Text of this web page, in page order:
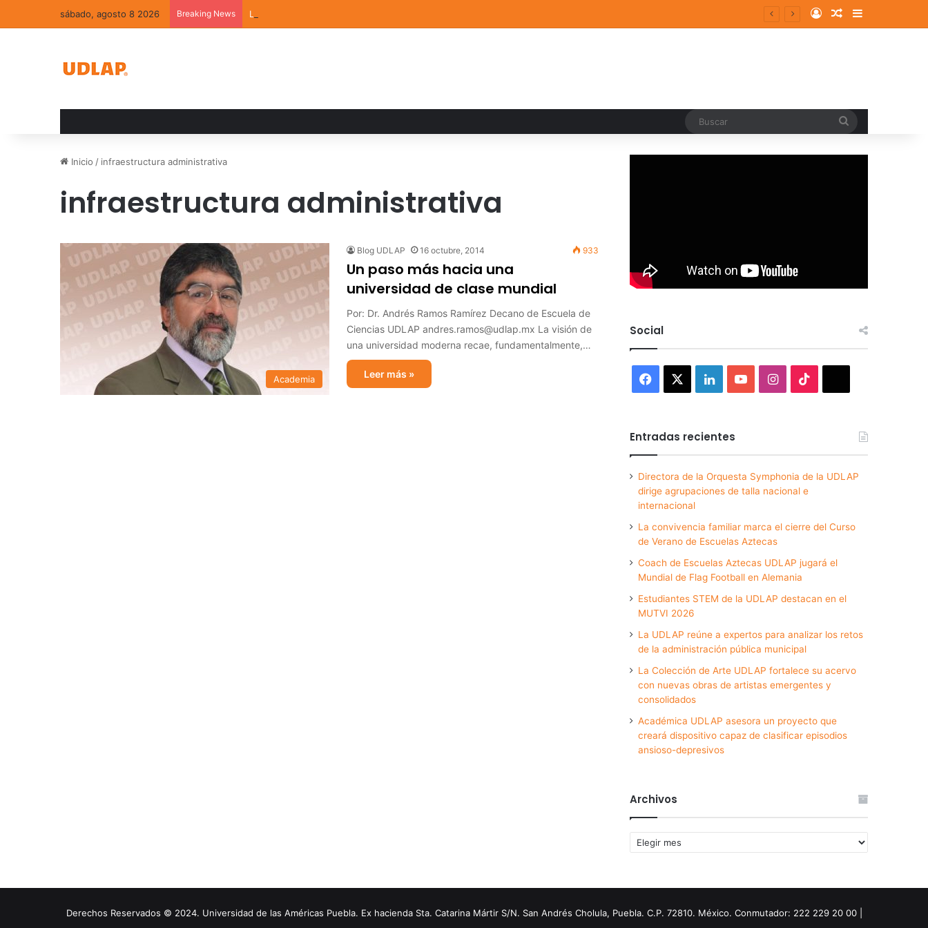
sábado, agosto 8 2026 Breaking News La convivencia familiar marca el cierre del Curso de Verano de Escuelas Aztecas Log InRandom Article
Sidebar
Inicio / infraestructura administrativa
infraestructura administrativa
Academia
Blog UDLAP 16 octubre, 2014 933
Un paso más hacia una
universidad de clase mundial
Por: Dr. Andrés Ramos Ramírez Decano de Escuela de
Ciencias UDLAP andres.ramos@udlap.mx La visión de
una universidad moderna recae, fundamentalmente,…
Leer más »
Social
Facebook LinkedInYouTubeInstagram
Entradas recientes
Directora de la Orquesta Symphonia de la UDLAP
dirige agrupaciones de talla nacional e
internacional
La convivencia familiar marca el cierre del Curso
de Verano de Escuelas Aztecas
Coach de Escuelas Aztecas UDLAP jugará el
Mundial de Flag Football en Alemania
Estudiantes STEM de la UDLAP destacan en el
MUTVI 2026
La UDLAP reúne a expertos para analizar los retos
de la administración pública municipal
La Colección de Arte UDLAP fortalece su acervo
con nuevas obras de artistas emergentes y
consolidados
Académica UDLAP asesora un proyecto que
creará dispositivo capaz de clasificar episodios
ansioso-depresivos
Archivos
Archivos
Derechos Reservados © 2024. Universidad de las Américas Puebla. Ex hacienda Sta. Catarina Mártir S/N. San Andrés Cholula, Puebla. C.P. 72810. México. Conmutador: 222 229 20 00 |